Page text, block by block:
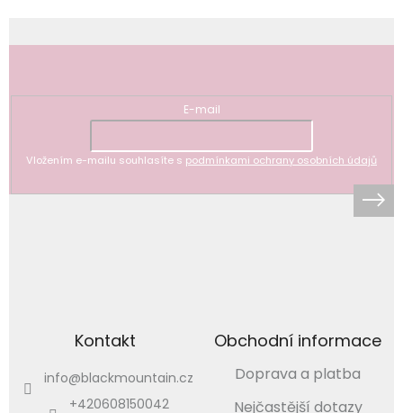
E-mail
Vložením e-mailu souhlasíte s podmínkami ochrany osobních údajů
Kontakt
info@blackmountain.cz
+420608150042
Obchodní informace
Doprava a platba
Nejčastější dotazy